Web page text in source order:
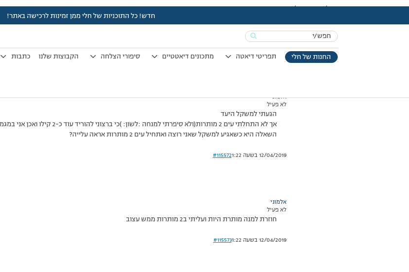
חדש! כל התוכניות של חלי ממן זמינות לרכישה באתר!
Search
for:החנות של חלי תפריטי דיאטה מתכונים דיאטטיים סיפורי הצלחה הקבוצות שלנו כתבות
עמוד הבית>דיונים>פורום>לאורנה-משקל יעד
מוצגות 3 תגובות – 1 עד 3 (מתוך 3 סה״כ)
21/03/2016 בשעה 13:30
#115571
אלמוני
לא פעיל
הגעתי למשקל היעד
אך לא התחלתי עים 2 מותרות(ולא סיפרתי למנחה :לשון: )כי ברצוני להוריד עוד כ-2 קילו ואכן אני במגמת ירידה
השאלה היא כשאגיע למשקל שאני רוצה ואתחיל עים 2 מותרות אראה עלייה?
12/04/2019 בשעה 1:22 #115572
אלמוני
לא פעיל
חוזרת למנה מותרת היות ועליתי ב2 מותרות ממש עצוב
12/04/2019 בשעה 1:22 #115573